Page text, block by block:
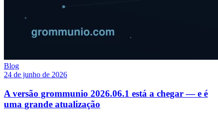
Blog
24 de junho de 2026
A versão grommunio 2026.06.1 está a chegar — e é
uma grande atualização